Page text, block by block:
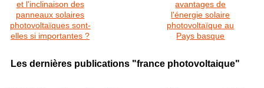
et l'inclinaison des
panneaux solaires
photovoltaïques sont-
elles si importantes ?
avantages de
l'énergie solaire
photovoltaïque au
Pays basque
Les dernières publications "france photovoltaique"